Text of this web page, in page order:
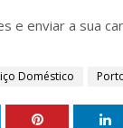
e enviar a sua
Doméstico